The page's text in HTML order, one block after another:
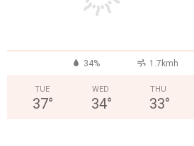
34% 1.7kmh
TUE
37°
WED
34°
THU
33°